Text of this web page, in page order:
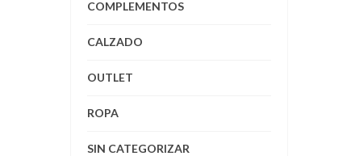
COMPLEMENTOS
CALZADO
OUTLET
ROPA
SIN CATEGORIZAR